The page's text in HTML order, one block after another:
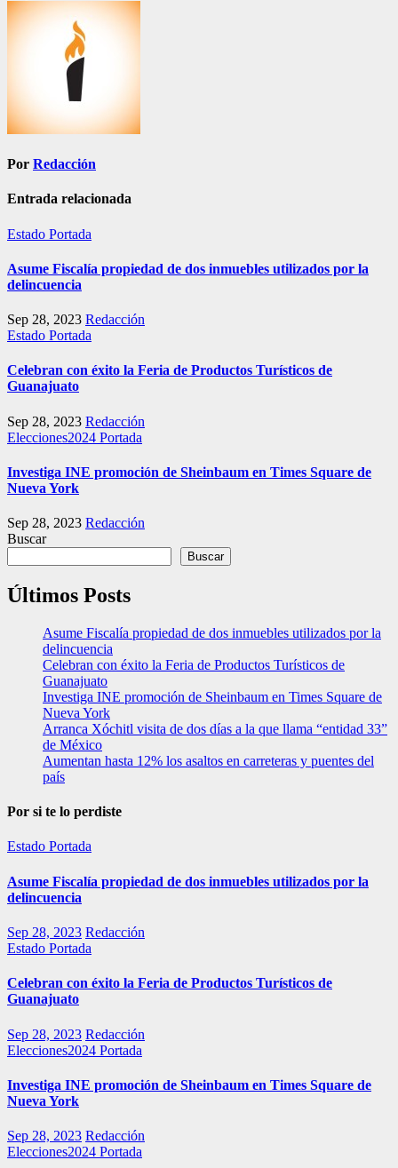
Por Redacción
Entrada relacionada
Estado Portada
Asume Fiscalía propiedad de dos inmuebles utilizados por la
delincuencia
Sep 28, 2023 Redacción
Estado Portada
Celebran con éxito la Feria de Productos Turísticos de
Guanajuato
Sep 28, 2023 Redacción
Elecciones2024 Portada
Investiga INE promoción de Sheinbaum en Times Square de
Nueva York
Sep 28, 2023 Redacción
Buscar
Buscar
Últimos Posts
Asume Fiscalía propiedad de dos inmuebles utilizados por la
delincuencia
Celebran con éxito la Feria de Productos Turísticos de
Guanajuato
Investiga INE promoción de Sheinbaum en Times Square de
Nueva York
Arranca Xóchitl visita de dos días a la que llama “entidad 33”
de México
Aumentan hasta 12% los asaltos en carreteras y puentes del
país
Por si te lo perdiste
Estado Portada
Asume Fiscalía propiedad de dos inmuebles utilizados por la
delincuencia
Sep 28, 2023 Redacción
Estado Portada
Celebran con éxito la Feria de Productos Turísticos de
Guanajuato
Sep 28, 2023 Redacción
Elecciones2024 Portada
Investiga INE promoción de Sheinbaum en Times Square de
Nueva York
Sep 28, 2023 Redacción
Elecciones2024 Portada